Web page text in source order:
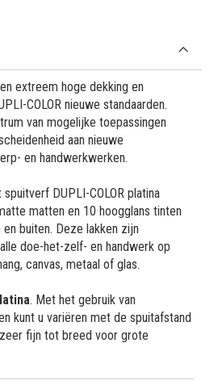
extreem hoge dekking en
COLOR nieuwe standaarden.
van mogelijke toepassingen
aan nieuwe
en handwerkwerken.
DUPLI-COLOR platina
matten en 10 hoogglans tinten
buiten. Deze lakken zijn
doe-het-zelf- en handwerk op
canvas, metaal of glas.
. Met het gebruik van
kunt u variëren met de spuitafstand
fijn tot breed voor grote